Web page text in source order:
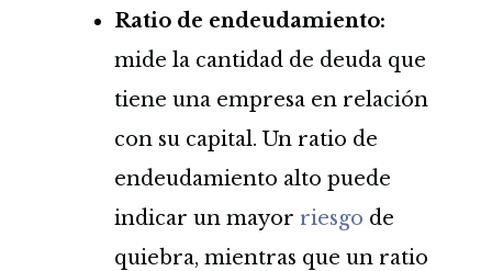
Ratio de endeudamiento:
mide la cantidad de deuda que
tiene una empresa en relación
con su capital. Un ratio de
endeudamiento alto puede
indicar un mayor riesgo de
quiebra, mientras que un ratio